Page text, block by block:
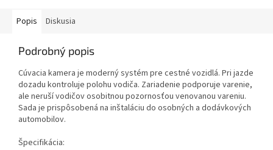
Popis Diskusia
Podrobný popis
Cúvacia kamera je moderný systém pre cestné vozidlá. Pri jazde
dozadu kontroluje polohu vodiča. Zariadenie podporuje varenie,
ale neruší vodičov osobitnou pozornosťou venovanou vareniu.
Sada je prispôsobená na inštaláciu do osobných a dodávkových
automobilov.
Špecifikácia: